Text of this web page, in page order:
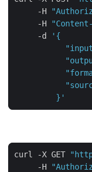
     -H
     -H
     -d
         }'
curl -X GET
     -H